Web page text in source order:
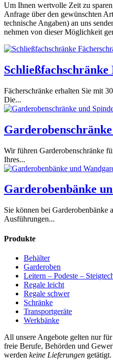
Um Ihnen wertvolle Zeit zu
Anfrage über den gewünschten
technische Angaben) an uns
nehmen von dieser Möglichkeit
Schließfachschrän­ke
Fächerschränke erhalten Sie mit
Die...
Wir führen Garderobenschränke
Ihres...
Garderobenbänke
Sie können bei Garderobenbänke
Ausführungen...
Produkte
Behälter
Garderoben
Leitern – Podeste –
Regale leicht
Regale schwer
Schränke
Transport­geräte
Werkbänke
All unsere Angebote gelten nur
freie Berufe, Behörden und
werden keine Lieferungen getätigt.